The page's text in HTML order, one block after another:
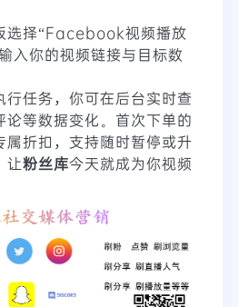
选择“Facebook视频播放
入你的视频链接与目标数
行任务，你可在后台实时查
论等数据变化。首次下单的
属折扣，支持随时暂停或升
让粉丝库今天就成为你视频